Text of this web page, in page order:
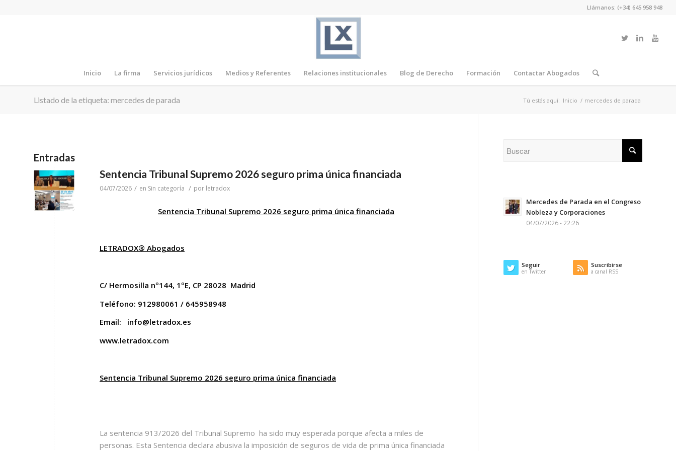
Llámanos: (+34) 645 958 948
Inicio La firma Servicios jurídicos Medios y Referentes Relaciones institucionales Blog de Derecho Formación Contactar Abogados
Listado de la etiqueta: mercedes de parada Tú estás aquí: Inicio / mercedes de parada
Entradas
Sentencia Tribunal Supremo 2026 seguro prima única financiada
04/07/2026 / en Sin categoría / por letradox
Sentencia Tribunal Supremo 2026 seguro prima única financiada
LETRADOX® Abogados
C/ Hermosilla nº144, 1ºE, CP 28028 Madrid
Teléfono: 912980061 / 645958948
Email: info@letradox.es
www.letradox.com
Sentencia Tribunal Supremo 2026 seguro prima única financiada
La sentencia 913/2026 del Tribunal Supremo ha sido muy esperada porque afecta a miles de
personas. Esta Sentencia declara abusiva la imposición de seguros de vida de prima única financiada
Mercedes de Parada en el Congreso
Nobleza y Corporaciones
04/07/2026 - 22:26
Seguir
en Twitter
Suscribirse
a canal RSS